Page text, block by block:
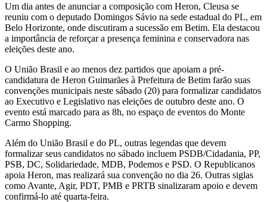
Um dia antes de anunciar a composição com Heron, Cleusa se
reuniu com o deputado Domingos Sávio na sede estadual do PL, em
Belo Horizonte, onde discutiram a sucessão em Betim. Ela destacou
a importância de reforçar a presença feminina e conservadora nas
eleições deste ano.
O União Brasil e ao menos dez partidos que apoiam a pré-
candidatura de Heron Guimarães à Prefeitura de Betim farão suas
convenções municipais neste sábado (20) para formalizar candidatos
ao Executivo e Legislativo nas eleições de outubro deste ano. O
evento está marcado para as 8h, no espaço de eventos do Monte
Carmo Shopping.
Além do União Brasil e do PL, outras legendas que devem
formalizar seus candidatos no sábado incluem PSDB/Cidadania, PP,
PSB, DC, Solidariedade, MDB, Podemos e PSD. O Republicanos
apoia Heron, mas realizará sua convenção no dia 26. Outras siglas
como Avante, Agir, PDT, PMB e PRTB sinalizaram apoio e devem
confirmá-lo até quarta-feira.